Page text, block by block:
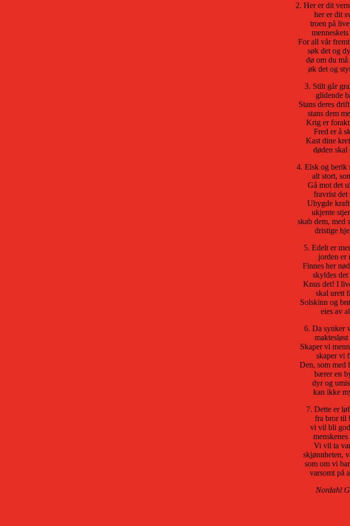
2. Her er dit
her er dit
troen på
For all vår
søk det og
dø om du må
øk det og
3. Stilt går
glidende
Stans deres
stans dem
Krig er
Fred er å
Kast dine
døden skal
4. Elsk og berik
alt stort,
Gå mot det
fravrist det
Ubygde
ukjente
skab dem, med
dristige
5. Edelt er
jorden er
Finnes her
skyldes det
Knus det! I
skal urett
Solskinn og
eies av
6. Da synker
maktesløst
Skaper vi
skaper vi
Den, som med
bærer en
dyr og
kan ikke
7. Dette er
fra bror til
vi vil bli
Vi vil ta
skjønnheten,
som om vi
varsomt på
Nordahl